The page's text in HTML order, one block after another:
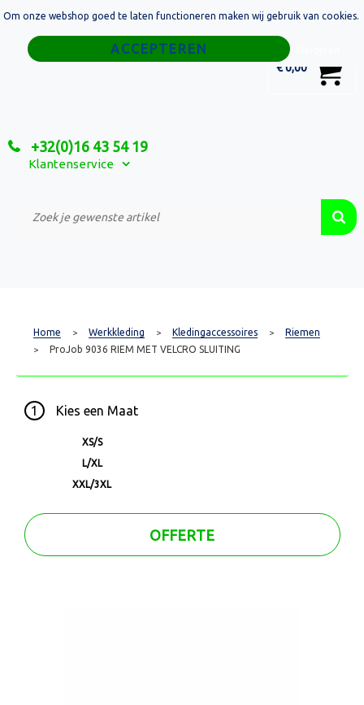
€ 0,00
+32(0)16 43 54 19
Klantenservice
Home
Relatiegeschenken
Custom Made Projecten
Home > Werkkleding > Kledingaccessoires > Riemen
> ProJob 9036 RIEM MET VELCRO SLUITING
1 Kies een Maat
XS/S
L/XL
XXL/3XL
OFFERTE
Om onze webshop goed te laten functioneren maken wij gebruik van cookies.